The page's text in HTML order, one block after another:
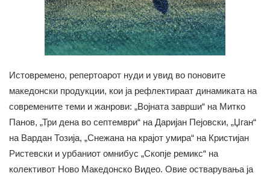
Истовремено, репертоарот нуди и увид во поновите
македонски продукции, кои ја рефлектираат динамиката на
современите теми и жанрови: „Војната заврши“ на Митко
Панов, „Три дена во септември“ на Даријан Пејовски, „Џган“
на Вардан Тозија, „Снежана на крајот умира“ на Кристијан
Ристевски и урбаниот омнибус „Скопје ремикс“ на
колективот Ново Македонско Видео. Овие остварувања ја